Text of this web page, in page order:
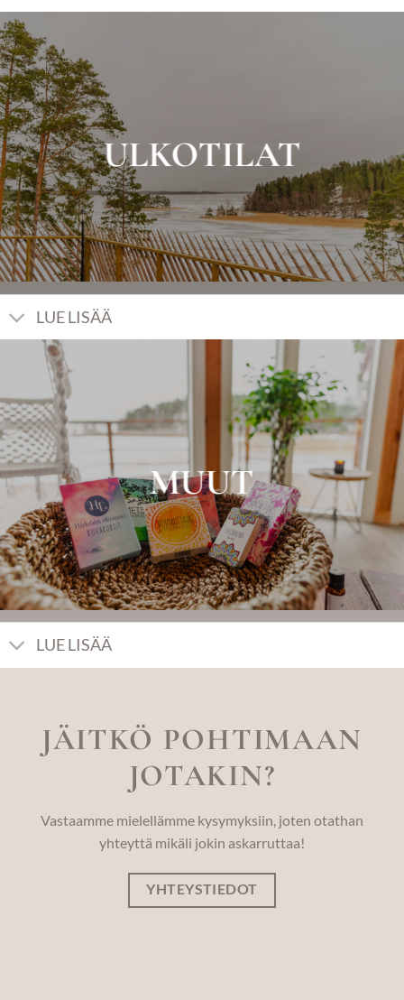
ULKOTILAT
LUE LISÄÄ
MUUT
LUE LISÄÄ
JÄITKÖ POHTIMAAN
JOTAKIN?
Vastaamme mielellämme kysymyksiin, joten otathan
yhteyttä mikäli jokin askarruttaa!
YHTEYSTIEDOT